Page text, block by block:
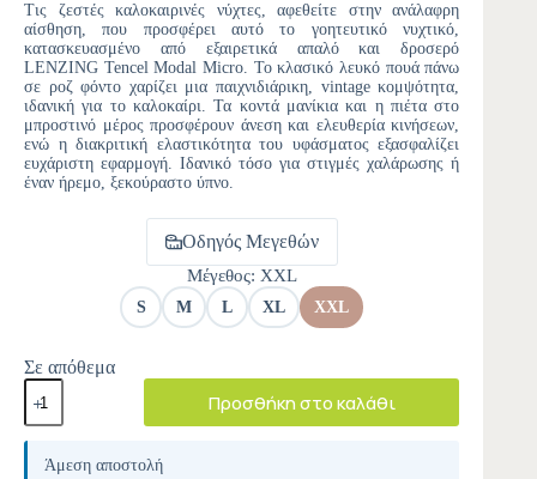
Τις ζεστές καλοκαιρινές νύχτες, αφεθείτε στην ανάλαφρη
αίσθηση, που προσφέρει αυτό το γοητευτικό νυχτικό,
κατασκευασμένο από εξαιρετικά απαλό και δροσερό
LENZING Tencel Modal Micro. Το κλασικό λευκό πουά πάνω
σε ροζ φόντο χαρίζει μια παιχνιδιάρικη, vintage κομψότητα,
ιδανική για το καλοκαίρι. Τα κοντά μανίκια και η πιέτα στο
μπροστινό μέρος προσφέρουν άνεση και ελευθερία κινήσεων,
ενώ η διακριτική ελαστικότητα του υφάσματος εξασφαλίζει
ευχάριστη εφαρμογή. Ιδανικό τόσο για στιγμές χαλάρωσης ή
έναν ήρεμο, ξεκούραστο ύπνο.
Οδηγός Μεγεθών
Μέγεθος: XXL
S M L XL XXL
Σε απόθεμα
Προσθήκη στο καλάθι
A
Άμεση αποστολή